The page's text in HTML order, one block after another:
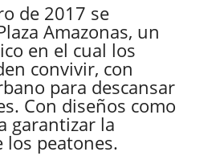
de 2017 se
Amazonas, un
en el cual los
convivir, con
para descansar
Con diseños como
garantizar la
los peatones.